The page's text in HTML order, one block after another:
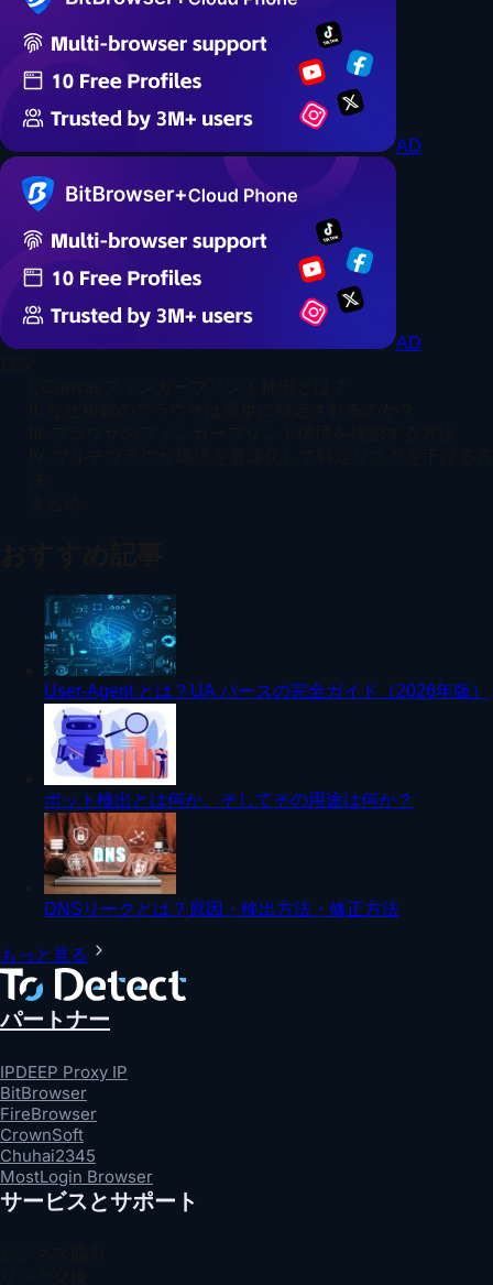
AD
AD
User-Agent とは？UA パースの完全ガイド（2026年版）
ボット検出とは何か、そしてその用途は何か？
DNSリークとは？原因・検出方法・修正方法
もっと見る
パートナー
IPDEEP Proxy IP
BitBrowser
FireBrowser
CrownSoft
Chuhai2345
MostLogin Browser
サービスとサポート